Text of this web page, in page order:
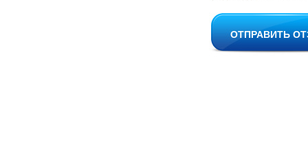
ОТПРАВИТЬ